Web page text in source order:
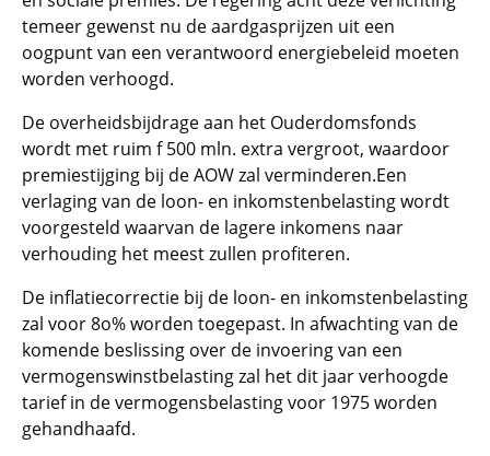
temeer gewenst nu de aardgasprijzen uit een
oogpunt van een verantwoord energiebeleid moeten
worden verhoogd.
De overheidsbijdrage aan het Ouderdomsfonds
wordt met ruim f 500 mln. extra vergroot, waardoor
premiestijging bij de AOW zal verminderen.Een
verlaging van de loon- en inkomstenbelasting wordt
voorgesteld waarvan de lagere inkomens naar
verhouding het meest zullen profiteren.
De inflatiecorrectie bij de loon- en inkomstenbelasting
zal voor 8o% worden toegepast. In afwachting van de
komende beslissing over de invoering van een
vermogenswinstbelasting zal het dit jaar verhoogde
tarief in de vermogensbelasting voor 1975 worden
gehandhaafd.